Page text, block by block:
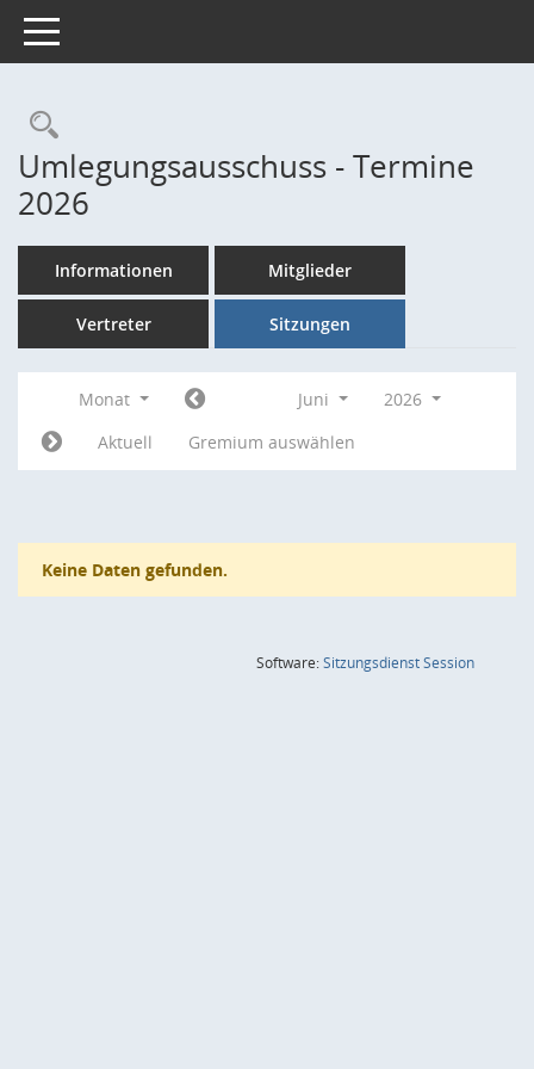
Toggle navigation
Rechercheauswahl
Umlegungsausschuss - Termine
2026
Informationen Mitglieder
Vertreter Sitzungen
Monat Juni
2026
Aktuell
Gremium auswählen
Keine Daten gefunden.
Software:SitzungsdienstSession(Wird in